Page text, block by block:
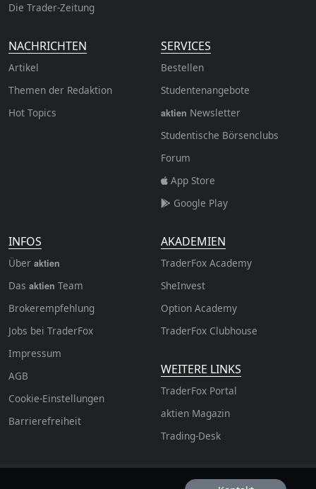
Die Trader-Zeitung
NACHRICHTEN
Artikel
Themen der Redaktion
Hot Topics
SERVICES
Bestellen
Studentenangebote
aktien Newsletter
Studentische Börsenclubs
Forum
App Store
Google Play
INFOS
Über aktien
Das aktien Team
Brokerempfehlung
Jobs bei TraderFox
Impressum
AGB
Cookie-Einstellungen
Barrierefreiheit
AKADEMIEN
TraderFox Academy
SheInvest
Option Academy
TraderFox Clubhouse
WEITERE LINKS
TraderFox Portal
aktien Magazin
Trading-Desk